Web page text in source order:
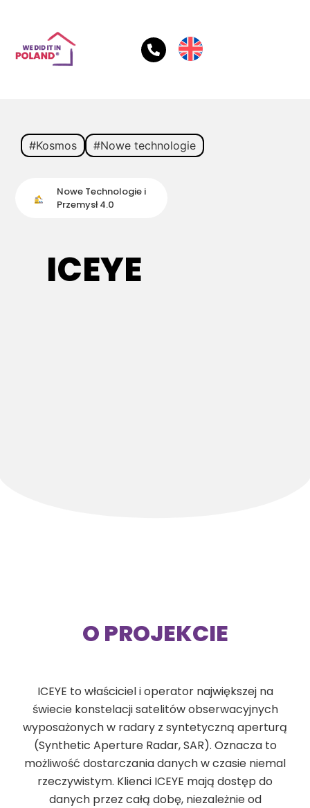
#Kosmos #Nowe technologie
Nowe Technologie i
Przemysł 4.0
ICEYE
O PROJEKCIE
ICEYE to właściciel i operator największej na
świecie konstelacji satelitów obserwacyjnych
wyposażonych w radary z syntetyczną aperturą
(Synthetic Aperture Radar, SAR). Oznacza to
możliwość dostarczania danych w czasie niemal
rzeczywistym. Klienci ICEYE mają dostęp do
danych przez całą dobę, niezależnie od